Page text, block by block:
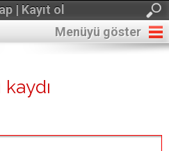
| Kayıt ol
Menüyü göster